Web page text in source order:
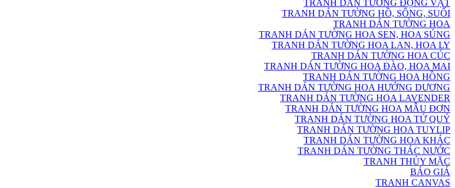
TRANH DÁN TƯỜNG ĐỘNG VẬT
TRANH DÁN TƯỜNG HỒ, SÔNG, SUỐI
TRANH DÁN TƯỜNG HOA
TRANH DÁN TƯỜNG HOA SEN, HOA SÚNG
TRANH DÁN TƯỜNG HOA LAN, HOA LY
TRANH DÁN TƯỜNG HOA CÚC
TRANH DÁN TƯỜNG HOA ĐÀO, HOA MAI
TRANH DÁN TƯỜNG HOA HỒNG
TRANH DÁN TƯỜNG HOA HƯỚNG DƯƠNG
TRANH DÁN TƯỜNG HOA LAVENDER
TRANH DÁN TƯỜNG HOA MẪU ĐƠN
TRANH DÁN TƯỜNG HOA TỨ QUÝ
TRANH DÁN TƯỜNG HOA TUYLIP
TRANH DÁN TƯỜNG HOA KHÁC
TRANH DÁN TƯỜNG THÁC NƯỚC
TRANH THỦY MẶC
BÁO GIÁ
TRANH CANVAS